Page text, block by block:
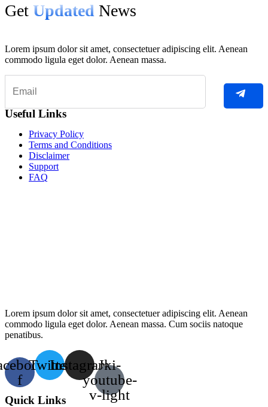
Get Updated News
Lorem ipsum dolor sit amet, consectetuer adipiscing elit. Aenean
commodo ligula eget dolor. Aenean massa.
Useful Links
Privacy Policy
Terms and Conditions
Disclaimer
Support
FAQ
Lorem ipsum dolor sit amet, consectetuer adipiscing elit. Aenean
commodo ligula eget dolor. Aenean massa. Cum sociis natoque
penatibus.
f
TwitterInstagramJki-
youtube-
v-light
Quick Links